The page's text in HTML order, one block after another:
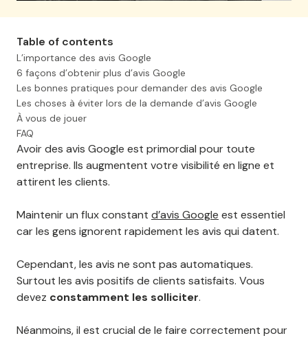
Table of contents
L’importance des avis Google
6 façons d’obtenir plus d’avis Google
Les bonnes pratiques pour demander des avis Google
Les choses à éviter lors de la demande d’avis Google
À vous de jouer
FAQ
Avoir des avis Google est primordial pour toute
entreprise. Ils augmentent votre visibilité en ligne et
attirent les clients.
Maintenir un flux constant d’avis Google est essentiel
car les gens ignorent rapidement les avis qui datent.
Cependant, les avis ne sont pas automatiques.
Surtout les avis positifs de clients satisfaits. Vous
devez constamment les solliciter.
Néanmoins, il est crucial de le faire correctement pour